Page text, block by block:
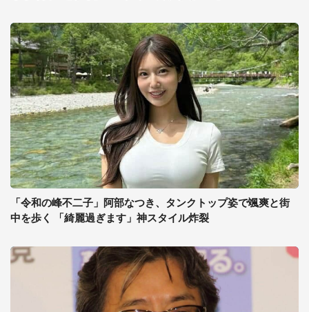
「令和の峰不二子」阿部なつき、タンクトップ姿で颯爽と街
中を歩く 「綺麗過ぎます」神スタイル炸裂